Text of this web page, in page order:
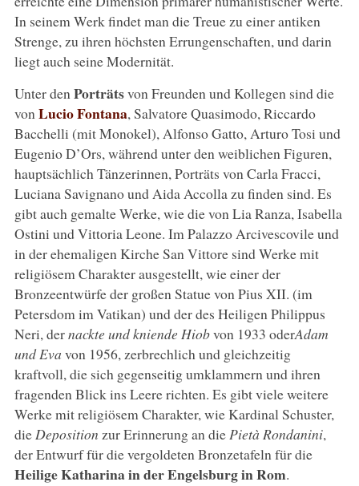
In seinem Werk findet man die Treue zu einer antiken
Strenge, zu ihren höchsten Errungenschaften, und darin
liegt auch seine Modernität.
Unter denPorträtsvon Freunden und Kollegen sind die
vonLucio Fontana, Salvatore Quasimodo, Riccardo
Bacchelli (mit Monokel), Alfonso Gatto, Arturo Tosi und
Eugenio D’Ors, während unter den weiblichen Figuren,
hauptsächlich Tänzerinnen, Porträts von Carla Fracci,
Luciana Savignano und Aida Accolla zu finden sind. Es
gibt auch gemalte Werke, wie die von Lia Ranza, Isabella
Ostini und Vittoria Leone. Im Palazzo Arcivescovile und
in der ehemaligen Kirche San Vittore sind Werke mit
religiösem Charakter ausgestellt, wie einer der
Bronzeentwürfe der großen Statue von Pius XII. (im
Petersdom im Vatikan) und der des Heiligen Philippus
Neri, dernackte und kniende Hiobvon 1933 oderAdam
und Eva von 1956, zerbrechlich und gleichzeitig
kraftvoll, die sich gegenseitig umklammern und ihren
fragenden Blick ins Leere richten. Es gibt viele weitere
Werke mit religiösem Charakter, wie Kardinal Schuster,
dieDeposition zur Erinnerung an diePietà Rondanini,
der Entwurf für die vergoldeten Bronzetafeln für die
Heilige Katharina in der Engelsburg in Rom.